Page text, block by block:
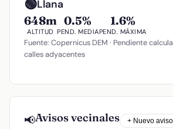
🟢Llana
648m
ALTITUD
0.5%
PEND. MEDIA
1.6%
PEND. MÁXIMA
Fuente: Copernicus DEM · Pendiente
calles adyacentes
📢Avisos vecinales + Nuevo aviso